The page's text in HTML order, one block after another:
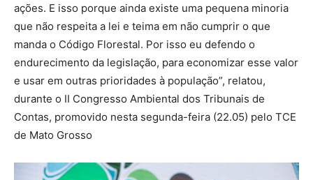
ações. E isso porque ainda existe uma pequena minoria
que não respeita a lei e teima em não cumprir o que
manda o Código Florestal. Por isso eu defendo o
endurecimento da legislação, para economizar esse valor
e usar em outras prioridades à população”, relatou,
durante o II Congresso Ambiental dos Tribunais de
Contas, promovido nesta segunda-feira (22.05) pelo TCE
de Mato Grosso